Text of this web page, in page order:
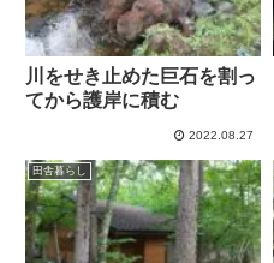
川をせき止めた巨石を割っ
てから護岸に積む
2022.08.27
田舎暮らし